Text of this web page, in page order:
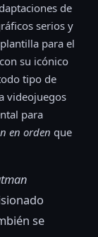
de
serios y
para el
su icónico
tipo de
videojuegos
para
en orden que
se